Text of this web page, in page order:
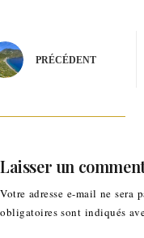
PRÉCÉDENT
Laisser un
Votre adresse e-mail ne sera
obligatoires sont indiqués